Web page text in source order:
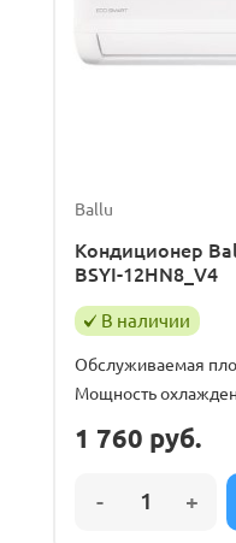
Ballu
Кондиционер
BSYI-12HN8_V4
В наличии
Обслуживаемая
Мощность
1 760 руб.